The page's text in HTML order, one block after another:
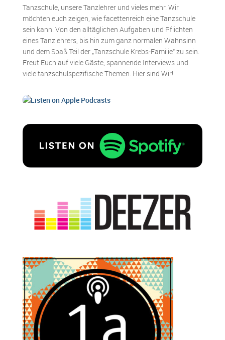
Tanzschule, unsere Tanzlehrer und vieles mehr. Wir
möchten euch zeigen, wie facettenreich eine Tanzschule
sein kann. Von den alltäglichen Aufgaben und Pflichten
eines Tanzlehrers, bis hin zum ganz normalen Wahnsinn
und dem Spaß Teil der „Tanzschule Krebs-Familie“ zu sein.
Freut Euch auf viele Gäste, spannende Interviews und
viele tanzschulspezifische Themen. Hier sind Wir!